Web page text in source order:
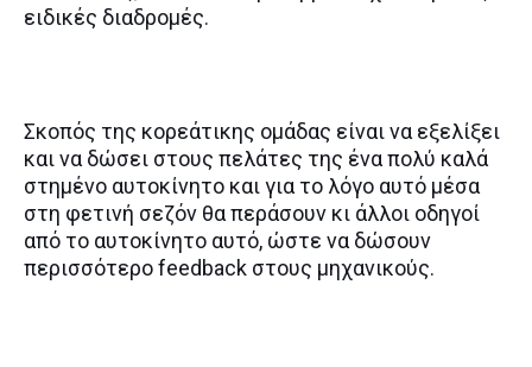
ειδικές διαδρομές.
Σκοπός της κορεάτικης ομάδας είναι να εξελίξει
και να δώσει στους πελάτες της ένα πολύ καλά
στημένο αυτοκίνητο και για το λόγο αυτό μέσα
στη φετινή σεζόν θα περάσουν κι άλλοι οδηγοί
από το αυτοκίνητο αυτό, ώστε να δώσουν
περισσότερο feedback στους μηχανικούς.